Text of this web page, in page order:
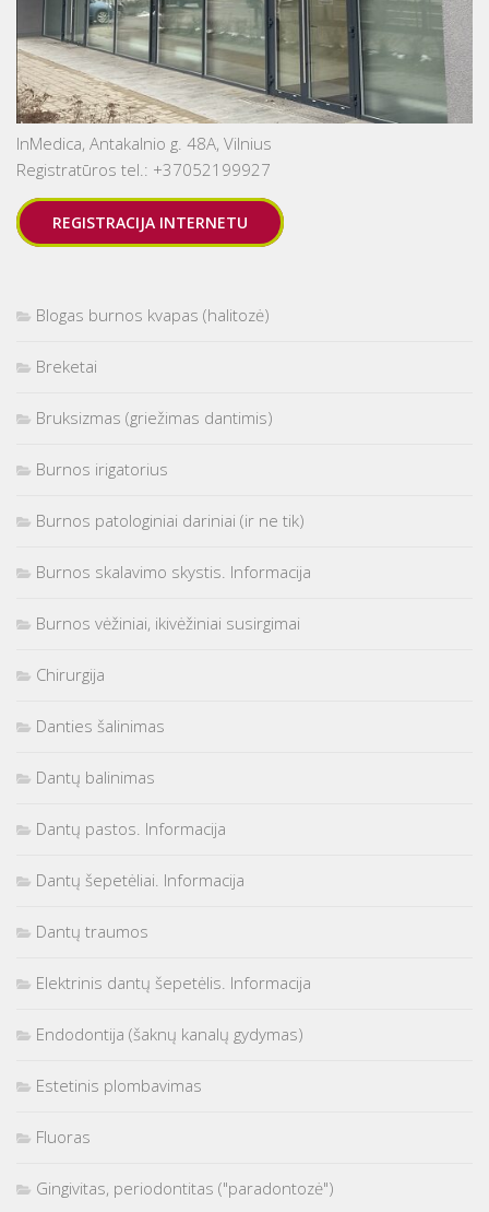
InMedica, Antakalnio g. 48A, Vilnius
Registratūros tel.: +37052199927
REGISTRACIJA INTERNETU
Blogas burnos kvapas (halitozė)
Breketai
Bruksizmas (griežimas dantimis)
Burnos irigatorius
Burnos patologiniai dariniai (ir ne tik)
Burnos skalavimo skystis. Informacija
Burnos vėžiniai, ikivėžiniai susirgimai
Chirurgija
Danties šalinimas
Dantų balinimas
Dantų pastos. Informacija
Dantų šepetėliai. Informacija
Dantų traumos
Elektrinis dantų šepetėlis. Informacija
Endodontija (šaknų kanalų gydymas)
Estetinis plombavimas
Fluoras
Gingivitas, periodontitas ("paradontozė")